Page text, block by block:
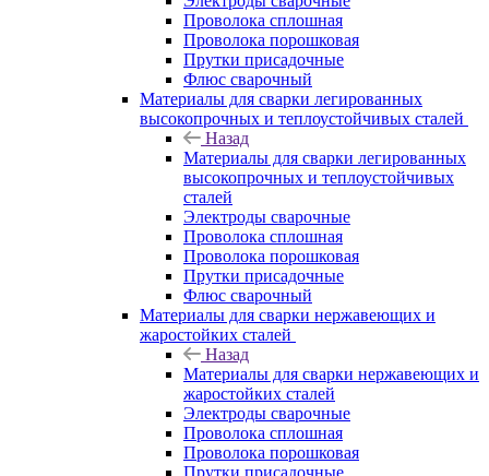
Проволока сплошная
Проволока порошковая
Прутки присадочные
Флюс сварочный
Материалы для сварки легированных
высокопрочных и теплоустойчивых сталей
Назад
Материалы для сварки легированных
высокопрочных и теплоустойчивых
сталей
Электроды сварочные
Проволока сплошная
Проволока порошковая
Прутки присадочные
Флюс сварочный
Материалы для сварки нержавеющих и
жаростойких сталей
Назад
Материалы для сварки нержавеющих и
жаростойких сталей
Электроды сварочные
Проволока сплошная
Проволока порошковая
Прутки присадочные